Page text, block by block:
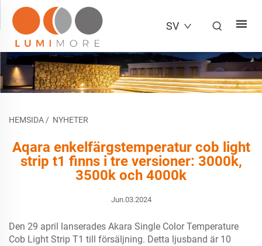
SV
HEMSIDA / NYHETER
Aqara enkelfärgstemperatur cob light
strip t1 finns i tre versioner: 3000k,
3500k och 4000k
Jun.03.2024
Den 29 april lanserades Akara Single Color Temperature
Cob Light Strip T1 till försäljning. Detta ljusband är 10